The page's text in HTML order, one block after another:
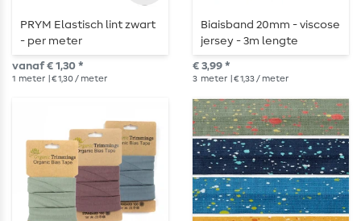
PRYM Elastisch lint zwart
- per meter
vanaf € 1,30 *
1 meter | € 1,30 / meter
Biaisband 20mm - viscose
jersey - 3m lengte
€ 3,99 *
3 meter | € 1,33 / meter